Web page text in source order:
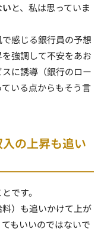
と、私は思っていま
感じる銀行員の予想
強調して不安をあお
に誘導（銀行のロー
いる点からもそう言
入の上昇も追い
です。
料）も追いかけて上が
もいいのではないで